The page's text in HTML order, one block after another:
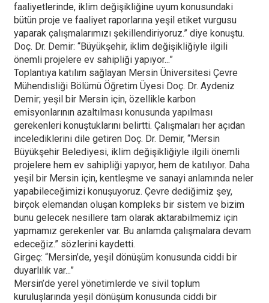
faaliyetlerinde, iklim değişikliğine uyum konusundaki
bütün proje ve faaliyet raporlarına yeşil etiket vurgusu
yaparak çalışmalarımızı şekillendiriyoruz.” diye konuştu.
Doç. Dr. Demir: “Büyükşehir, iklim değişikliğiyle ilgili
önemli projelere ev sahipliği yapıyor...”
Toplantıya katılım sağlayan Mersin Üniversitesi Çevre
Mühendisliği Bölümü Öğretim Üyesi Doç. Dr. Aydeniz
Demir; yeşil bir Mersin için, özellikle karbon
emisyonlarının azaltılması konusunda yapılması
gerekenleri konuştuklarını belirtti. Çalışmaları her açıdan
incelediklerini dile getiren Doç. Dr. Demir, “Mersin
Büyükşehir Belediyesi, iklim değişikliğiyle ilgili önemli
projelere hem ev sahipliği yapıyor, hem de katılıyor. Daha
yeşil bir Mersin için, kentleşme ve sanayi anlamında neler
yapabileceğimizi konuşuyoruz. Çevre dediğimiz şey,
birçok elemandan oluşan kompleks bir sistem ve bizim
bunu gelecek nesillere tam olarak aktarabilmemiz için
yapmamız gerekenler var. Bu anlamda çalışmalara devam
edeceğiz.” sözlerini kaydetti.
Girgeç: “Mersin’de, yeşil dönüşüm konusunda ciddi bir
duyarlılık var...”
Mersin’de yerel yönetimlerde ve sivil toplum
kuruluşlarında yeşil dönüşüm konusunda ciddi bir